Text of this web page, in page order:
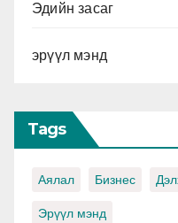
Эдийн засаг
эрүүл мэнд
Tags
Аялал Бизнес
Эрүүл мэнд